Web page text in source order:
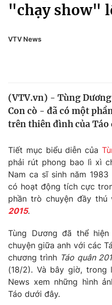
Chính trị
Y tế
Thế giới
Thế giới đó đây
Câu chuyện quốc tế
Kinh tế
Tài chính
Thị trường
Góc doanh nghiệp
Dữ liệu và đời sống
Truyền hình
Phim VTV
Hậu trường
Nhân vật
Khán giả
Giải trí
Điện ảnh
Âm nhạc
Sao
Đời sống
Du lịch
Giáo dục
Truyền hình
Y tế
"chạy show"
VTV News
(VTV.vn) - Tùng
Con cò - đã có một
trên thiên đình của Táo
Tiết mục biểu diễn của
phải rút phong bao lì xì
Nam ca sĩ sinh năm
có hoạt động tích cực
phần trò chuyện đầy thú
2015.
Tùng Dương đã thể
chuyện giữa anh với các
chương trình Táo quân
(18/2). Và bây giờ, trong
News xem những hình
Táo dưới đây.